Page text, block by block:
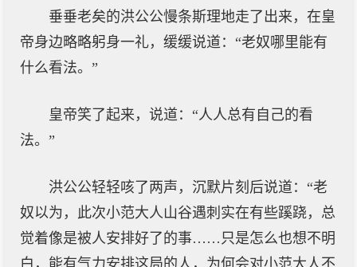
垂垂老矣的洪公公慢条斯理地走了出来，在皇
帝身边略略躬身一礼，缓缓说道：“老奴哪里能有
什么看法。”
皇帝笑了起来，说道：“人人总有自己的看
法。”
洪公公轻轻咳了两声，沉默片刻后说道：“老
奴以为，此次小范大人山谷遇刺实在有些蹊跷，总
觉着像是被人安排好了的事……只是怎么也想不明
白，能有气力安排这局的人，为何会对小范大人不